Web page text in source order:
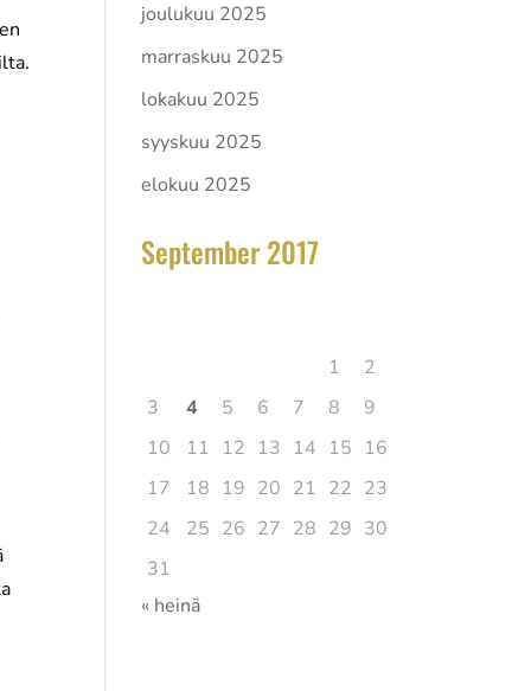
joulukuu 2025
marraskuu 2025
lokakuu 2025
syyskuu 2025
elokuu 2025
September 2017
1
2
3
4 5 6 7 8
9
10
11 12 13 14 15 16
17
18 19 20 21 22 23
24
25 26 27 28 29 30
31
« heinä